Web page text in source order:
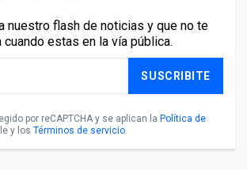
nuestro flash de noticias y que no te
cuando estas en la vía pública.
SUSCRIBITE
por reCAPTCHA y se aplican la Política de
y los Términos de servicio.